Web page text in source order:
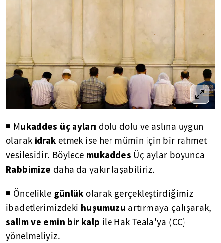
◾ Mukaddes üç ayları dolu dolu ve aslına uygun
olarak idrak etmek ise her mümin için bir rahmet
vesilesidir. Böylece mukaddes Üç aylar boyunca
Rabbimize daha da yakınlaşabiliriz.
◾ Öncelikle günlük olarak gerçekleştirdiğimiz
ibadetlerimizdeki huşumuzu artırmaya çalışarak,
salim ve emin bir kalp ile Hak Teala'ya (CC)
yönelmeliyiz.